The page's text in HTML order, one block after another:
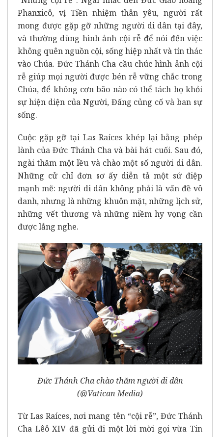
Phanxicô, vị Tiền nhiệm thân yêu, người rất
mong được gặp gỡ những người di dân tại đây,
và thường dùng hình ảnh cội rễ để nói đến việc
không quên nguồn cội, sống hiệp nhất và tín thác
vào Chúa. Đức Thánh Cha cầu chúc hình ảnh cội
rễ giúp mọi người được bén rễ vững chắc trong
Chúa, để không cơn bão nào có thể tách họ khỏi
sự hiện diện của Người, Đấng củng cố và ban sự
sống.
Cuộc gặp gỡ tại Las Raíces khép lại bằng phép
lành của Đức Thánh Cha và bài hát cuối. Sau đó,
ngài thăm một lều và chào một số người di dân.
Những cử chỉ đơn sơ ấy diễn tả một sứ điệp
mạnh mẽ: người di dân không phải là vấn đề vô
danh, nhưng là những khuôn mặt, những lịch sử,
những vết thương và những niềm hy vọng cần
được lắng nghe.
Đức Thánh Cha chào thăm người di dân
(@Vatican Media)
Từ Las Raíces, nơi mang tên “cội rễ”, Đức Thánh
Cha Lêô XIV đã gửi đi một lời mời gọi vừa Tin